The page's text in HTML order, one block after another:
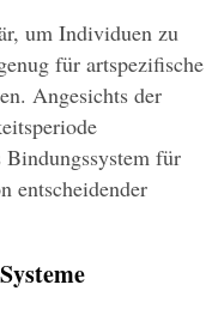
um Individuen zu
für artspezifische
Angesichts der
für
entscheidender